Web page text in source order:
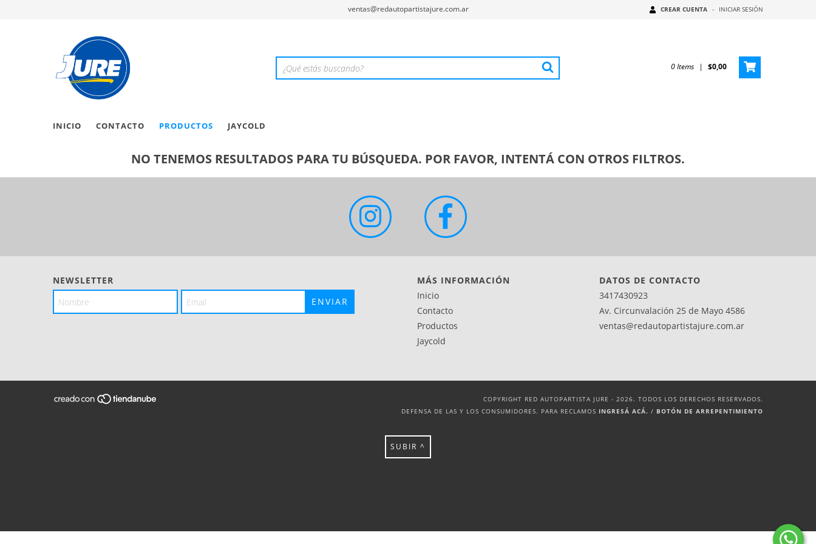
ventas@redautopartistajure.com.ar CREAR CUENTA - INICIAR SESIÓN
0Items | $0,00
INICIO CONTACTO PRODUCTOS JAYCOLD
NO TENEMOS RESULTADOS PARA TU BÚSQUEDA. POR FAVOR, INTENTÁ CON OTROS FILTROS.
NEWSLETTER
MÁS INFORMACIÓN
Inicio
Contacto
Productos
Jaycold
DATOS DE CONTACTO
3417430923
Av. Circunvalación 25 de Mayo 4586
ventas@redautopartistajure.com.ar
COPYRIGHT RED AUTOPARTISTA JURE - 2026. TODOS LOS DERECHOS RESERVADOS.
DEFENSA DE LAS Y LOS CONSUMIDORES. PARA RECLAMOS INGRESÁ ACÁ. / BOTÓN DE ARREPENTIMIENTO
SUBIR ^